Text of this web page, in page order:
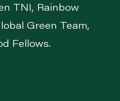
TNI, Rainbow
Green Team,
Fellows.